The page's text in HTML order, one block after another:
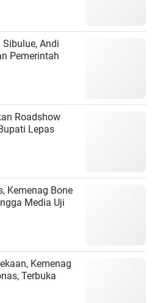
Andi
Pemerintah
Roadshow
Lepas
Kemenag Bone
Media Uji
Kemenag
Terbuka